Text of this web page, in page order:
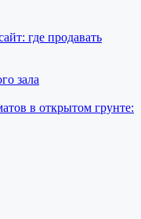
где продавать
зала
в открытом грунте: